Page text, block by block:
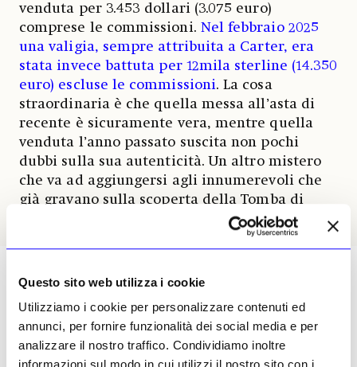
Questo sito web utilizza i cookie
Utilizziamo i cookie per personalizzare contenuti ed
annunci, per fornire funzionalità dei social media e per
analizzare il nostro traffico. Condividiamo inoltre
venduta per 3.453 dollari (3.075 euro)
comprese le commissioni. Nel febbraio 2025
una valigia, sempre attribuita a Carter, era
stata invece battuta per 12mila sterline (14.350
euro) escluse le commissioni. La cosa
straordinaria è che quella messa all’asta di
recente è sicuramente vera, mentre quella
venduta l’anno passato suscita non pochi
dubbi sulla sua autenticità. Un altro mistero
che va ad aggiungersi agli innumerevoli che
già gravano sulla scoperta della Tomba di